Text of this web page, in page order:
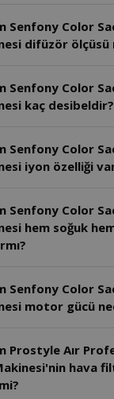
Senfony Color
difüzör ölçüsü
Senfony Color
kaç desibeldir?
Senfony Color
iyon özelliği var
Senfony Color
hem soğuk
Senfony Color
motor gücü
Prostyle Aır
hava